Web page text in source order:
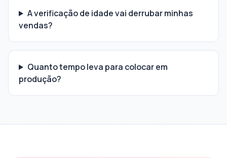
A verificação de idade vai derrubar minhas
vendas?
Quanto tempo leva para colocar em
produção?